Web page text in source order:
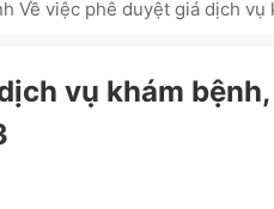
Về việc phê duyệt giá dịch
vụ khám